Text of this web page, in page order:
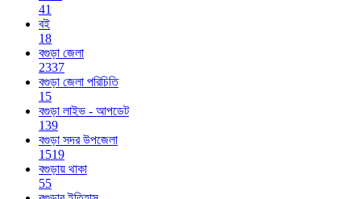
41
বই
18
বগুড়া জেলা
2337
বগুড়া জেলা পরিচিতি
15
বগুড়া লাইভ - আপডেট
139
বগুড়া সদর উপজেলা
1519
বগুড়ায় থাকা
55